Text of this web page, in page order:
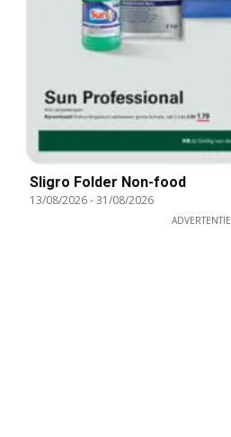
Sligro Folder Non-food
13/08/2026-31/08/2026
ADVERTENTIE